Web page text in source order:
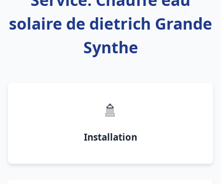
solaire de dietrich Grande
Synthe
🚿
Installation